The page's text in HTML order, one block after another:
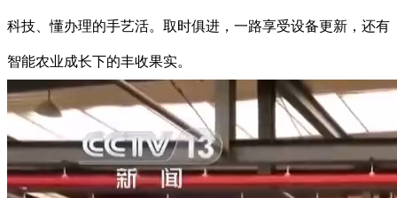
科技、懂办理的手艺活。取时俱进，一路享受设备更新，还有
智能农业成长下的丰收果实。